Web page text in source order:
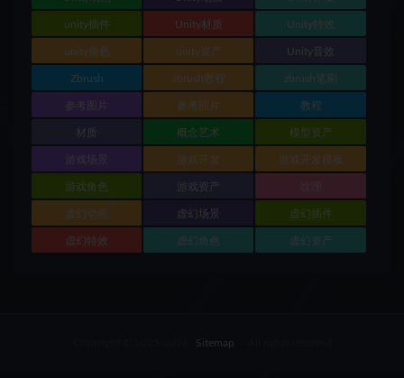
unity插件 Unity材质 Unity特效
unity角色 unity资产 Unity音效
Zbrush zbrush教程 zbrush笔刷
参考图片 参考照片 教程
材质 概念艺术 模型资产
游戏场景 游戏开发 游戏开发模板
游戏角色 游戏资产 纹理
虚幻动画 虚幻场景 虚幻插件
虚幻特效 虚幻角色 虚幻资产
Sitemap